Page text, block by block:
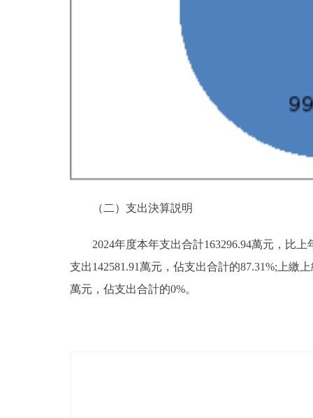
（二）支出決算説明
2024年度本年支出合計163296.94萬元，比
支出142581.91萬元，佔支出合計的87.31%;上繳
萬元，佔支出合計的0%。